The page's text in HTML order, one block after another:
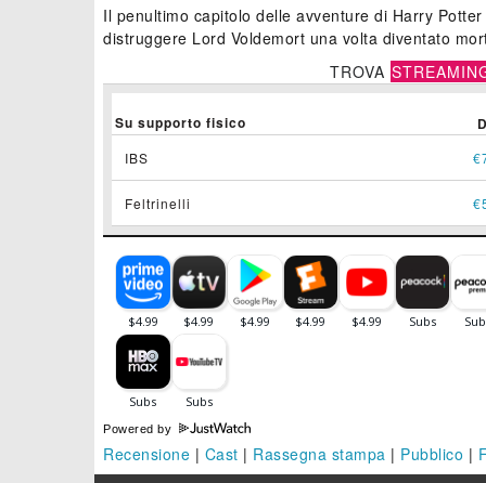
Il penultimo capitolo delle avventure di Harry
distruggere Lord Voldemort una volta diventato
TROVA
Su supporto fisico
IBS
Feltrinelli
Powered by
Recensione | Cast | Rassegna stampa | Pubblico |